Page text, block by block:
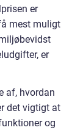
er
mest muligt
er
af, hvordan
det vigtigt at
og